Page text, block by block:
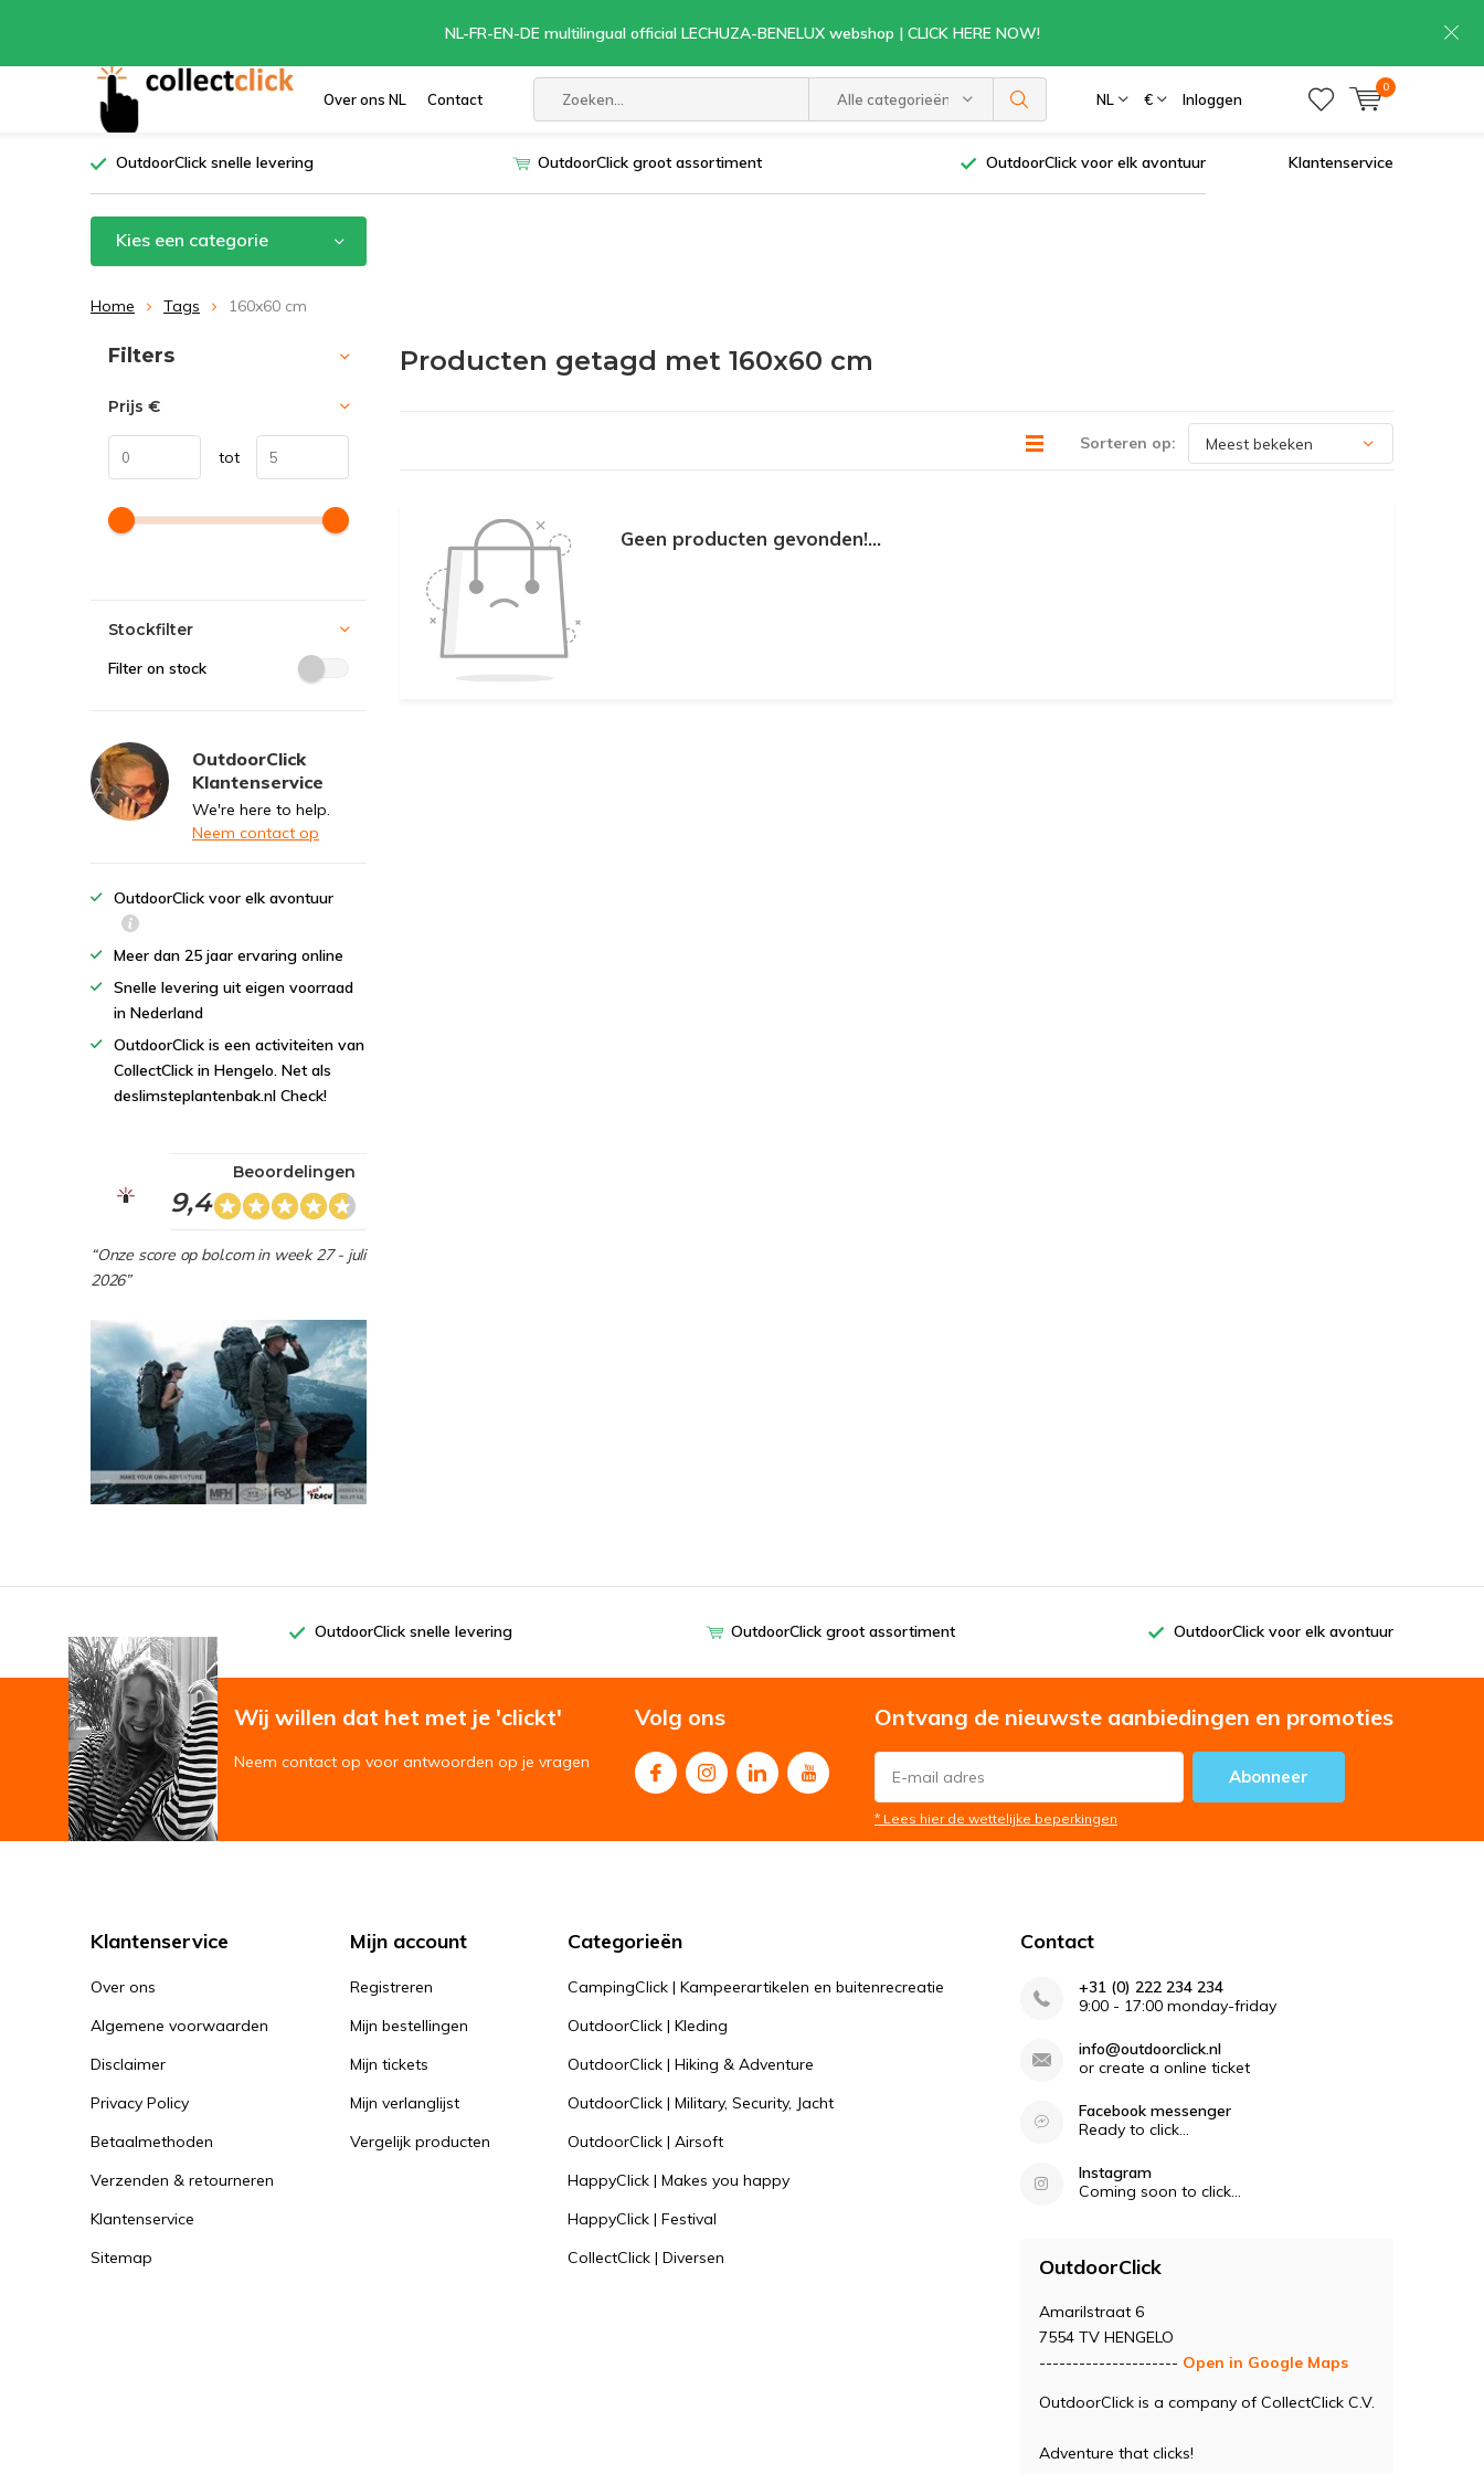
Over ons NL Contact Alle categorieën NL € Inloggen
0
NL-FR-EN-DE multilingual official LECHUZA-BENELUX webshop | CLICK HERE NOW!
OutdoorClick snelle levering OutdoorClick groot assortiment OutdoorClick voor elk avontuur Klantenservice
Kies een categorie
Home Tags 160x60 cm
Producten getagd met 160x60 cm
Sorteren op:
Geen producten gevonden!...
Sorteren op:
Filters
Prijs €
tot
Stockfilter
Filter on stock
OutdoorClick
Klantenservice
We're here to help.
Neem contact op
OutdoorClick voor elk avontuur
Meer dan 25 jaar ervaring online
Snelle levering uit eigen voorraad
in Nederland
OutdoorClick is een activiteiten van
CollectClick in Hengelo. Net als
deslimsteplantenbak.nl Check!
9,4
Beoordelingen
“Onze score op bol.com in week 27 - juli
2026”
OutdoorClick snelle levering OutdoorClick groot assortiment OutdoorClick voor elk avontuur
Wij willen dat het met je 'clickt'
Neem contact op voor antwoorden op je vragen
Volg ons Ontvang de nieuwste aanbiedingen en promoties
Abonneer
* Lees hier de wettelijke beperkingen
Klantenservice
Over ons
Algemene voorwaarden
Disclaimer
Privacy Policy
Betaalmethoden
Verzenden & retourneren
Klantenservice
Sitemap
Mijn account
Registreren
Mijn bestellingen
Mijn tickets
Mijn verlanglijst
Vergelijk producten
Categorieën
CampingClick | Kampeerartikelen en buitenrecreatie
OutdoorClick | Kleding
OutdoorClick | Hiking & Adventure
OutdoorClick | Military, Security, Jacht
OutdoorClick | Airsoft
HappyClick | Makes you happy
HappyClick | Festival
CollectClick | Diversen
Contact
+31 (0) 222 234 234
9:00 - 17:00 monday-friday
info@outdoorclick.nl
or create a online ticket
Facebook messenger
Ready to click...
Instagram
Coming soon to click...
OutdoorClick
Amarilstraat 6
7554 TV HENGELO
--------------------- Open in Google Maps
OutdoorClick is a company of CollectClick C.V.
Adventure that clicks!